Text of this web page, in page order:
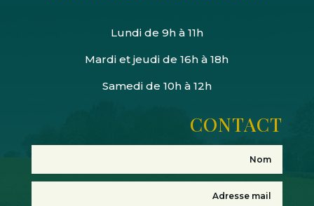
Lundi de 9h à 11h
Mardi et jeudi de 16h à 18h
Samedi de 10h à 12h
CONTACT